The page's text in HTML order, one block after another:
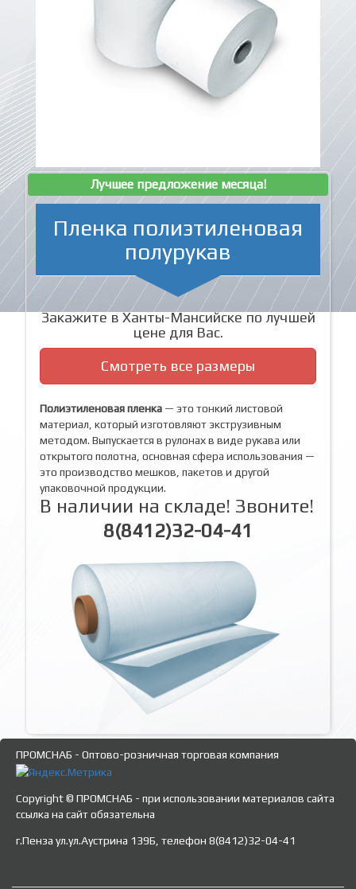
Лучшее предложение месяца!
Пленка полиэтиленовая
полурукав
Закажите в Ханты-Мансийске по лучшей
цене для Вас.
Смотреть все размеры
Полиэтиленовая пленка — это тонкий листовой
материал, который изготовляют экструзивным
методом. Выпускается в рулонах в виде рукава или
открытого полотна, основная сфера использования —
это производство мешков, пакетов и другой
упаковочной продукции.
В наличии на складе! Звоните!
8(8412)32-04-41
ПРОМСНАБ - Оптово-розничная торговая компания
Copyright © ПРОМСНАБ - при использовании материалов сайта
ссылка на сайт обязательна
г.Пенза ул.ул.Аустрина 139Б, телефон 8(8412)32-04-41